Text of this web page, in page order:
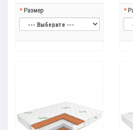
Размер